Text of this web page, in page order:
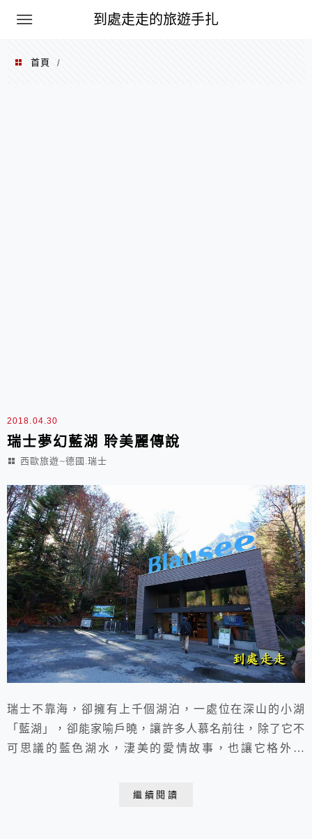
到處走走的旅遊手扎
首頁 /
2018.04.30
瑞士夢幻藍湖 聆美麗傳說
西歐旅遊~德國.瑞士
瑞士不靠海，卻擁有上千個湖泊，一處位在深山的小湖
「藍湖」，卻能家喻戶曉，讓許多人慕名前往，除了它不
可思議的藍色湖水，淒美的愛情故事，也讓它格外引
繼續閱讀